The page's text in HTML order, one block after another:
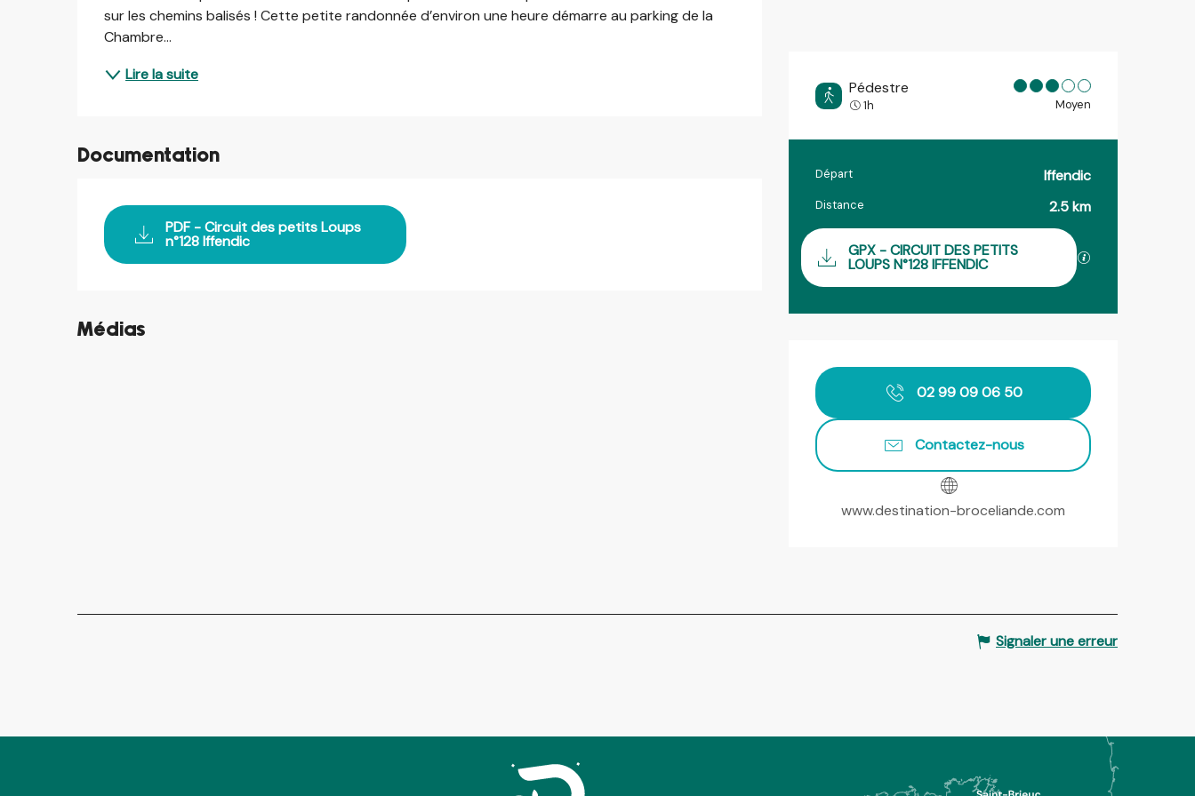
Pédestre
1h Moyen
Informations pratiques
Départ Iffendic
Distance 2.5 km
Documentation
GPX - CIRCUIT DES PETITS
LOUPS N°128 IFFENDIC
Ouverture et coordonnées
02 99 09 06 50
Contactez-nous
www.destination-broceliande.com
sur les chemins balisés ! Cette petite randonnée d’environ une heure démarre au parking de la
Chambre...
Lire la suite
Documentation
PDF - Circuit des petits Loups
n°128 Iffendic
Médias
©
Signaler une erreur